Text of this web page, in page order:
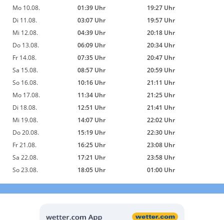
Mo 10.08.
01:39 Uhr
19:27 Uhr
Di 11.08.
03:07 Uhr
19:57 Uhr
Mi 12.08.
04:39 Uhr
20:18 Uhr
Do 13.08.
06:09 Uhr
20:34 Uhr
Fr 14.08.
07:35 Uhr
20:47 Uhr
Sa 15.08.
08:57 Uhr
20:59 Uhr
So 16.08.
10:16 Uhr
21:11 Uhr
Mo 17.08.
11:34 Uhr
21:25 Uhr
Di 18.08.
12:51 Uhr
21:41 Uhr
Mi 19.08.
14:07 Uhr
22:02 Uhr
Do 20.08.
15:19 Uhr
22:30 Uhr
Fr 21.08.
16:25 Uhr
23:08 Uhr
Sa 22.08.
17:21 Uhr
23:58 Uhr
So 23.08.
18:05 Uhr 01:00 Uhr